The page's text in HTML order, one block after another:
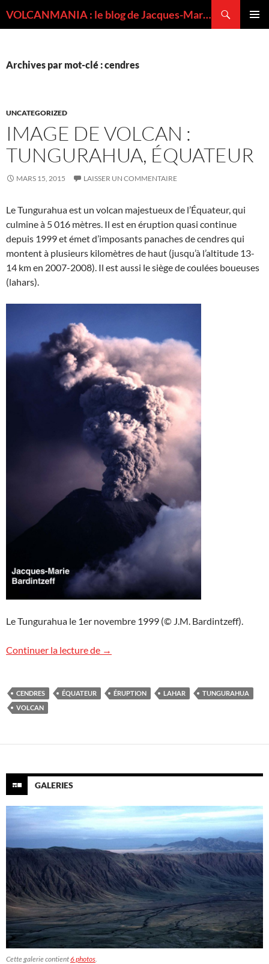
VOLCANMANIA : le blog de Jacques-Marie BARDINTZEFF, volcanologue
Archives par mot-clé : cendres
UNCATEGORIZED
IMAGE DE VOLCAN :
TUNGURAHUA, ÉQUATEUR
MARS 15, 2015 LAISSER UN COMMENTAIRE
Le Tungurahua est un volcan majestueux de l’Équateur, qui
culmine à 5 016 mètres. Il est en éruption quasi continue
depuis 1999 et émet d’imposants panaches de cendres qui
montent à plusieurs kilomètres de haut (jusqu’à l’altitude 13-
14 km en 2007-2008). Il est aussi le siège de coulées boueuses
(lahars).
Le Tungurahua le 1er novembre 1999 (© J.M. Bardintzeff).
Continuer la lecture de Image de volcan : Tungurahua, Équateur
→
CENDRES ÉQUATEUR ÉRUPTION LAHAR
TUNGURAHUA
VOLCAN
GALERIES
Cette galerie contient6 photos